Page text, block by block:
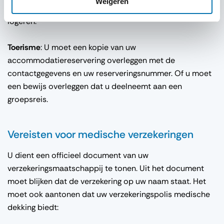
waaruit blijkt dat je bij de persoon in kwestie gaat
logeren.
Toerisme: U moet een kopie van uw
accommodatiereservering overleggen met de
contactgegevens en uw reserveringsnummer. Of u moet
een bewijs overleggen dat u deelneemt aan een
groepsreis.
Vereisten voor medische verzekeringen
U dient een officieel document van uw
verzekeringsmaatschappij te tonen. Uit het document
moet blijken dat de verzekering op uw naam staat. Het
moet ook aantonen dat uw verzekeringspolis medische
dekking biedt: